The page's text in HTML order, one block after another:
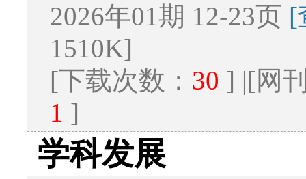
2026年01期 12-23页 [
1510K]
[下载次数： 30 ] |[网
1 ]
学科发展